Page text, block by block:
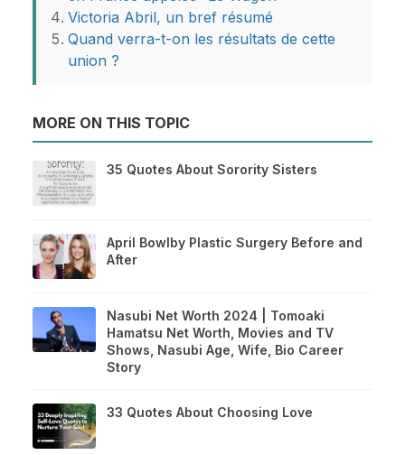
Victoria Abril, un bref résumé
Quand verra-t-on les résultats de cette
union ?
MORE ON THIS TOPIC
35 Quotes About Sorority Sisters
April Bowlby Plastic Surgery Before and
After
Nasubi Net Worth 2024 | Tomoaki
Hamatsu Net Worth, Movies and TV
Shows, Nasubi Age, Wife, Bio Career
Story
33 Quotes About Choosing Love